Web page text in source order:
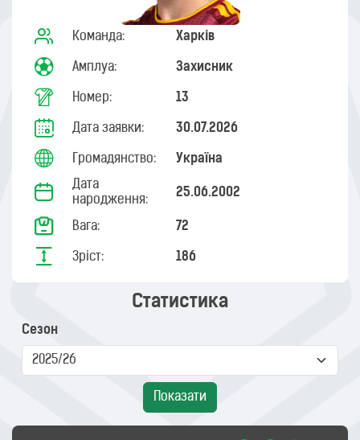
Команда: Харків
Амплуа: Захисник
Номер: 13
Дата заявки: 30.07.2026
Громадянство: Україна
Дата
народження:
25.06.2002
Вага: 72
Зріст: 186
Статистика
Сезон
Показати